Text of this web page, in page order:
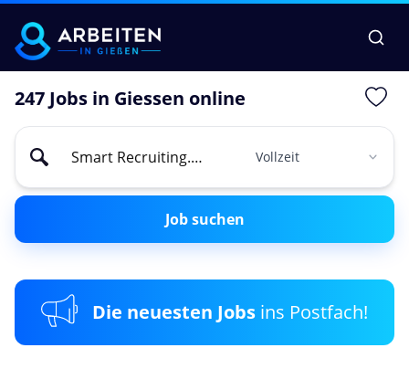
247 Jobs in Giessen online
Job suchen
Die neuesten Jobs ins Postfach!